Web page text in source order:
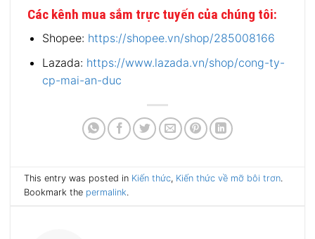
Các kênh mua sắm trực tuyến của chúng tôi:
Shopee: https://shopee.vn/shop/285008166
Lazada: https://www.lazada.vn/shop/cong-ty-
cp-mai-an-duc
This entry was posted in Kiến thức, Kiến thức về mỡ bôi trơn.
Bookmark the permalink.